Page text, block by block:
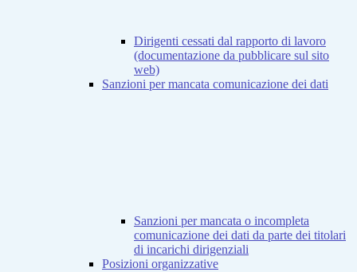
Dirigenti cessati dal rapporto di lavoro
(documentazione da pubblicare sul sito
web)
Sanzioni per mancata comunicazione dei dati
Sanzioni per mancata o incompleta
comunicazione dei dati da parte dei titolari
di incarichi dirigenziali
Posizioni organizzative